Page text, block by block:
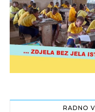
RADNO